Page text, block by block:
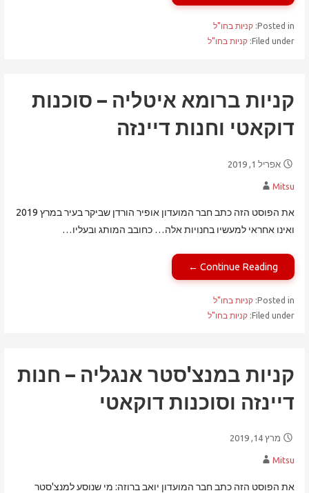
Posted in:
קניות בחו"ל
Filed under:
קניות בחו"ל
קניות ברומא איטליה – סוכנות
דוקאטי וחנות דיינזה
אפריל 1, 2019
Mitsu
את הפוסט הזה כתב חבר המועדון אופיר הורדן שביקר בעיר במרץ 2019
ואינו אחראי למעשיו בחנויות אלה… כחובב המותג ובעליו…
Continue Reading ←
Posted in:
קניות בחו"ל
Filed under:
קניות בחו"ל
קניות במנצ'סטר אנגליה – חנות
דיינזה וסוכנות דוקאטי
מרץ 14, 2019
Mitsu
את הפוסט הזה כתב חבר המועדון יואב ברוזה: מי שנוסע למנצ'סטר